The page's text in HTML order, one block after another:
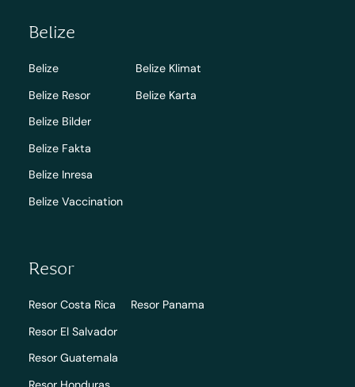
Belize
Belize
Belize Resor
Belize Bilder
Belize Fakta
Belize Inresa
Belize Vaccination
Belize Klimat
Belize Karta
Resor
Resor Costa Rica
Resor El Salvador
Resor Guatemala
Resor Panama